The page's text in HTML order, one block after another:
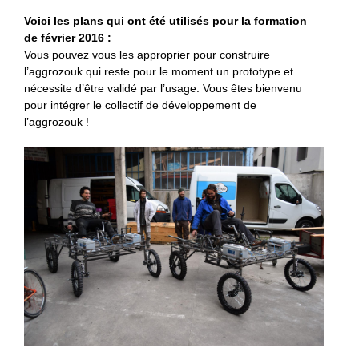
Voici les plans qui ont été utilisés pour la formation
de février 2016 :
Vous pouvez vous les approprier pour construire
l’aggrozouk qui reste pour le moment un prototype et
nécessite d’être validé par l’usage. Vous êtes bienvenu
pour intégrer le collectif de développement de
l’aggrozouk !